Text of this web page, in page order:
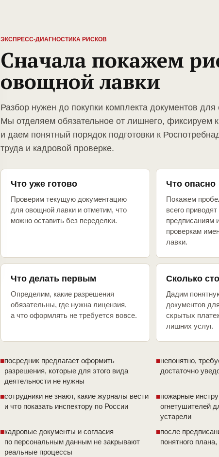
ЭКСПРЕСС-ДИАГНОСТИКА РИСКОВ
Сначала покажем
овощной лавки
Разбор нужен до покупки комплекта документов
Мы отделяем обязательное от лишнего, фиксируем
и даем понятный порядок подготовки к
труда и кадровой проверке.
Что уже готово
Проверим текущую документацию
для овощной лавки и отметим, что
можно оставить без переделки.
Что опасно
Покажем
всего
предписаниям
проверкам
лавки.
Что делать первым
Определим, какие разрешения
обязательны, где нужна лицензия,
а что оформлять не требуется вовсе.
Сколько
Дадим
документов
скрытых
лишних услуг.
посредник предлагает оформить
разрешения, которые для этого вида
деятельности не нужны
непонятно,
достаточно
сотрудники не знают, какие журналы вести
и что показать инспектору по России
пожарные
огнетушителей
устарели
кадровые документы и согласия
по персональным данным не закрывают
реальные процессы
после
понятного